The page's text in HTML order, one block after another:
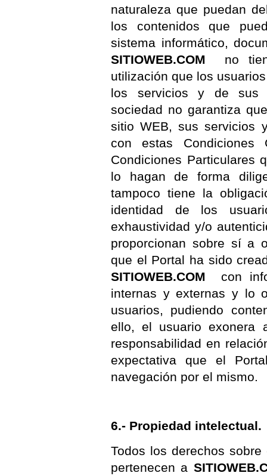
naturaleza que puedan
los contenidos que
sistema informático,
SITIOWEB.COM no
utilización que los
los servicios y de sus
sociedad no garantiza
sitio WEB, sus servicios
con estas
Condiciones Particulares
lo hagan de forma
tampoco tiene la
identidad de los
exhaustividad y/o
proporcionan sobre sí a
que el Portal ha sido
SITIOWEB.COM con
internas y externas y lo
usuarios, pudiendo
ello, el usuario exonera
responsabilidad en
expectativa que el
navegación por el mismo.
6.- Propiedad intelectual.
Todos los derechos
pertenecen a